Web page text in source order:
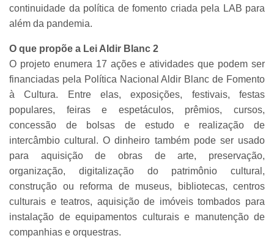
continuidade da política de fomento criada pela LAB para
além da pandemia.
O que propõe a Lei Aldir Blanc 2
O projeto enumera 17 ações e atividades que podem ser
financiadas pela Política Nacional Aldir Blanc de Fomento
à Cultura. Entre elas, exposições, festivais, festas
populares, feiras e espetáculos, prêmios, cursos,
concessão de bolsas de estudo e realização de
intercâmbio cultural. O dinheiro também pode ser usado
para aquisição de obras de arte, preservação,
organização, digitalização do patrimônio cultural,
construção ou reforma de museus, bibliotecas, centros
culturais e teatros, aquisição de imóveis tombados para
instalação de equipamentos culturais e manutenção de
companhias e orquestras.